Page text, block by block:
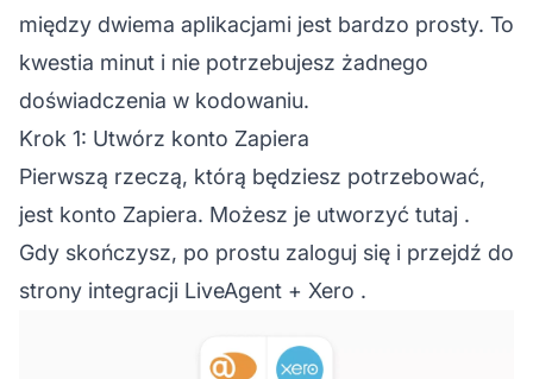
między dwiema aplikacjami jest bardzo prosty. To
kwestia minut i nie potrzebujesz żadnego
doświadczenia w kodowaniu.
Krok 1: Utwórz konto Zapiera
Pierwszą rzeczą, którą będziesz potrzebować,
jest konto Zapiera. Możesz je utworzyć tutaj .
Gdy skończysz, po prostu zaloguj się i przejdź do
strony integracji LiveAgent + Xero .